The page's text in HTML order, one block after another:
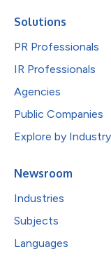
Solutions
PR Professionals
IR Professionals
Agencies
Public Companies
Explore by Industry
Newsroom
Industries
Subjects
Languages